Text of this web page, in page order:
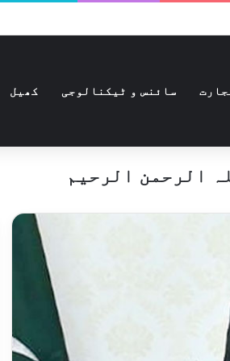
سائنس و ٹیکنالوجی کھیل
الرحمن الرحیم